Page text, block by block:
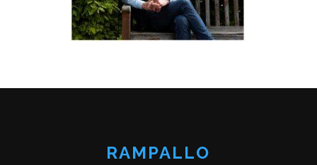
RAMPALLO